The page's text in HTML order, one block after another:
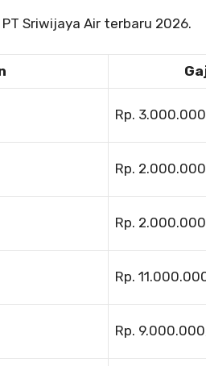
Sriwijaya Air terbaru 2026.
Rp.
Rp.
Rp.
Rp.
Rp.